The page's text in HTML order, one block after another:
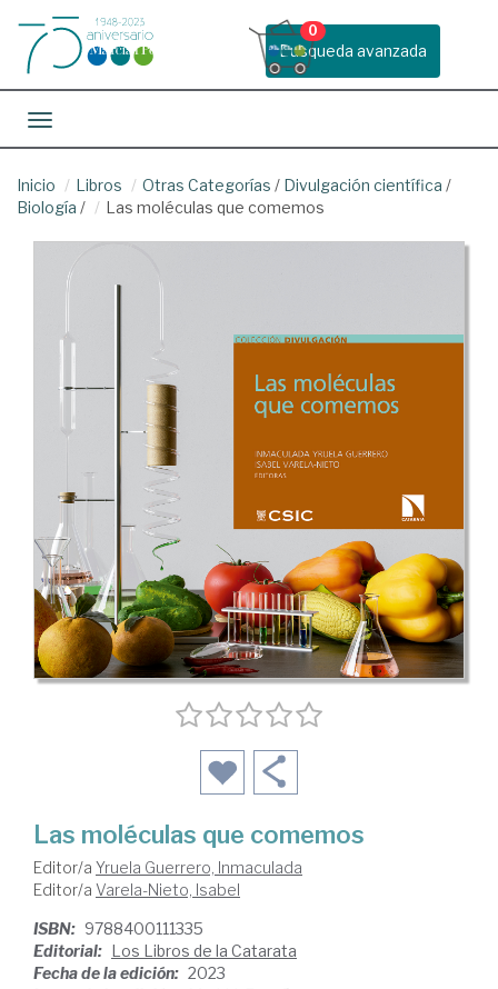
Busqueda avanzada
0
Toggle navigation
Inicio Libros Otras Categorías / Divulgación científica /
Biología / Las moléculas que comemos
Las moléculas que comemos
Editor/a Yruela Guerrero, Inmaculada
Editor/a Varela-Nieto, Isabel
ISBN: 9788400111335
Editorial: Los Libros de la Catarata
Fecha de la edición: 2023